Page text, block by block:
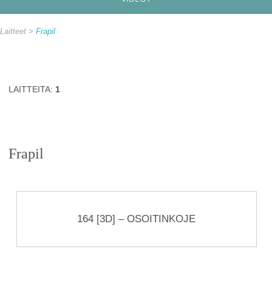
Laitteet Frapil
LAITTEITA: 1
Frapil
164 [3D] – OSOITINKOJE